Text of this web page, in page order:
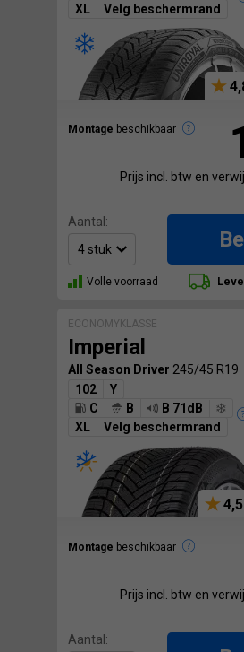
XL
Velg beschermrand
Montage beschikbaar
Prijs incl. btw en
Aantal:
Volle voorraad
ECONOMYKLASSE
Imperial
All Season Driver 245/45 R19
102
Y
C
B
B 71dB
XL
Velg beschermrand
Montage beschikbaar
Prijs incl. btw en
Aantal: